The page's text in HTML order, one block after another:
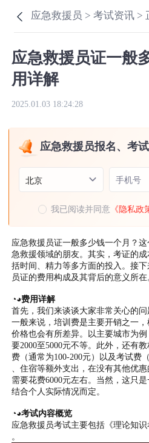
应急救援员 >考试资讯 >
应急救援员证一般
用详解
2025.01.03 18:24:28
应急救援员报名、考
北京 手机号
我已阅读并同意 《隐私政
应急救援员证一般多少钱一个月？
急救援领域的朋友。其实，考证的
括时间、精力等多方面的投入。接
员证的费用构成及其背后的意义所在
◔◕费用详解
首先，我们来谈谈大家非常关心的
一般来说，培训费是主要开销之一
价格也会有所差异。以主要城市为
要2000至5000元不等。此外，还有
费（通常为100-200元）以及考试费
、住宿等额外支出，在没有其他优
需要花费6000元左右。当然，这只
结合个人实际情况而定。
◔◕考试内容概览
应急救援员考试主要包括《理论知
。